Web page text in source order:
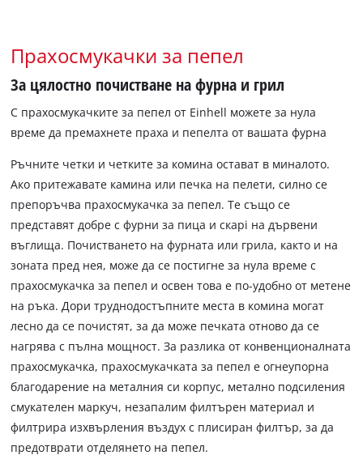
Прахосмукачки за пепел
За цялостно почистване на фурна и грил
С прахосмукачките за пепел от Einhell можете за нула
време да премахнете праха и пепелта от вашата фурна
Ръчните четки и четките за комина остават в миналото.
Ако притежавате камина или печка на пелети, силно се
препоръчва прахосмукачка за пепел. Те също се
представят добре с фурни за пица и скарi на дървени
въглища. Почистването на фурната или грила, както и на
зоната пред нея, може да се постигне за нула време с
прахосмукачка за пепел и освен това е по-удобно от метене
на ръка. Дори труднодостъпните места в комина могат
лесно да се почистят, за да може печката отново да се
нагрява с пълна мощност. За разлика от конвенционалната
прахосмукачка, прахосмукачката за пепел е огнеупорна
благодарение на металния си корпус, метално подсиления
смукателен маркуч, незапалим филтърен материал и
филтрира изхвърления въздух с плисиран филтър, за да
предотврати отделянето на пепел.